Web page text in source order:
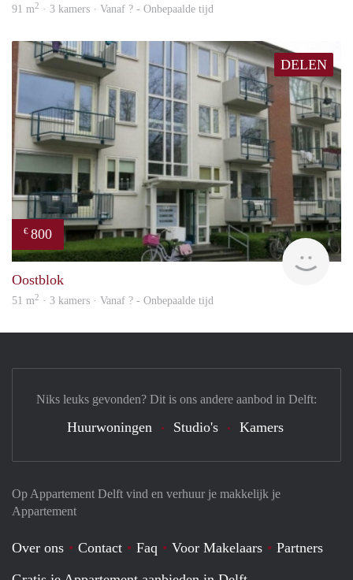
91 m2 · 3 kamers · Vanaf ? - Onbepaalde tijd
DELEN
€ 800
Oostblok
51 m2 · 3 kamers · Vanaf ? - Onbepaalde tijd
Op Appartement Delft vind en verhuur je makkelijk je
Appartement
Over ons Contact Faq Voor Makelaars
Partners
Niks leuks gevonden? Dit is ons andere aanbod in Delft:
Huurwoningen Studio's Kamers